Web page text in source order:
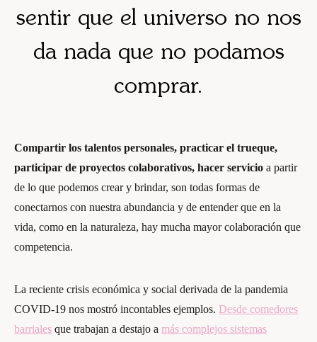
sentir que el universo no nos
da nada que no podamos
comprar.
Compartir los talentos personales, practicar el trueque,
participar de proyectos colaborativos, hacer servicio a partir
de lo que podemos crear y brindar, son todas formas de
conectarnos con nuestra abundancia y de entender que en la
vida, como en la naturaleza, hay mucha mayor colaboración que
competencia.
La reciente crisis económica y social derivada de la pandemia
COVID-19 nos mostró incontables ejemplos. Desde comedores
barriales que trabajan a destajo a más complejos sistemas